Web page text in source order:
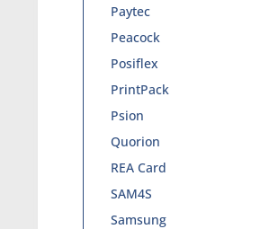
Paytec
Peacock
Posiflex
PrintPack
Psion
Quorion
REA Card
SAM4S
Samsung